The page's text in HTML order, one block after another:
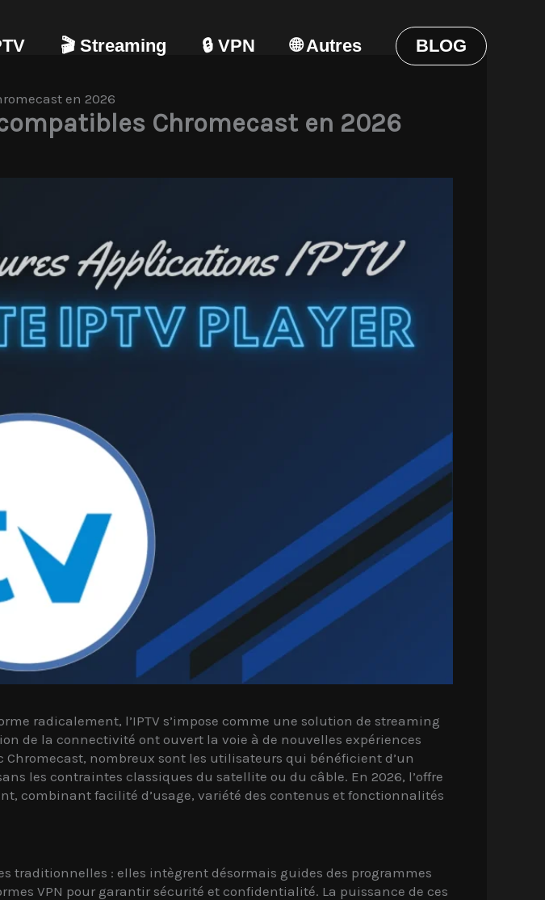
🎬 Streaming 🔒 VPN 🌐 Autres BLOG
en 2026
Chromecast en 2026
radicalement, l’IPTV s’impose comme une solution de streaming
de la connectivité ont ouvert la voie à de nouvelles expériences
nombreux sont les utilisateurs qui bénéficient d’un
les contraintes classiques du satellite ou du câble. En 2026, l’offre
combinant facilité d’usage, variété des contenus et fonctionnalités
traditionnelles : elles intègrent désormais guides des programmes
VPN pour garantir sécurité et confidentialité. La puissance de ces